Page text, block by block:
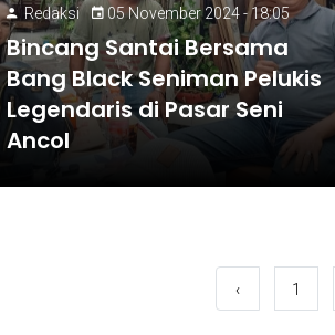
Redaksi 05 November 2024 - 18:05
Bincang Santai Bersama
Bang Black Seniman Pelukis
Legendaris di Pasar Seni
Ancol
‹ 1